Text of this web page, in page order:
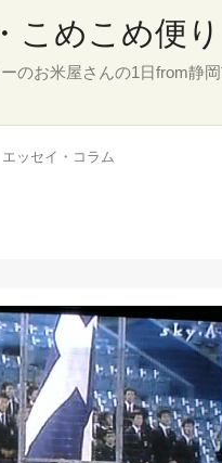
こめこめ便り
のお米屋さんの1日from静
エッセイ・コラム